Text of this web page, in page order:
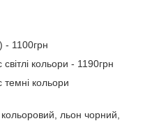
- 1100грн
кольори - 1190грн
темні кольори
льон чорний,